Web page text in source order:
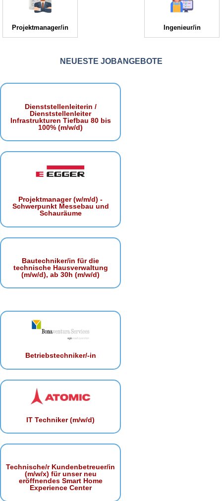
Projektmanager/in Ingenieur/in
NEUESTE JOBANGEBOTE
Dienststellenleiterin /
Dienststellenleiter
Infrastrukturen Tiefbau 80 bis
100% (m/w/d)
Projektmanager (w/m/d) -
Schwerpunkt Messebau und
Schauräume
Bautechniker/in für die
technische Hausverwaltung
(m/w/d), ab 30h (m/w/d)
Betriebstechniker/-in
IT Techniker (m/w/d)
Technische/r Kundenbetreuer/in
(m/w/x) für unser neu
eröffnendes Smart Home
Experience Center